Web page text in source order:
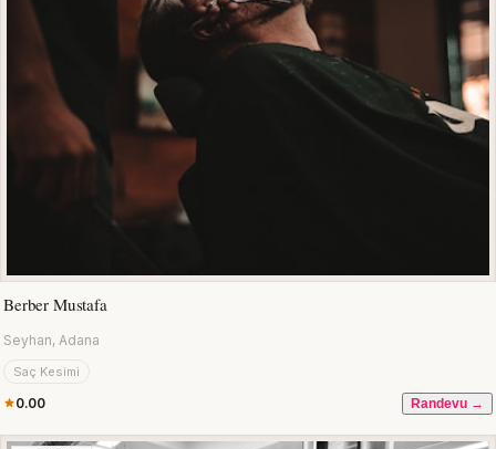
Berber Mustafa
Seyhan, Adana
Saç Kesimi
0.00 Randevu →